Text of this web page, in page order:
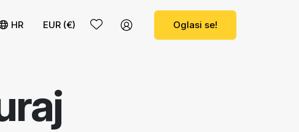
HR EUR (€) Oglasi se!